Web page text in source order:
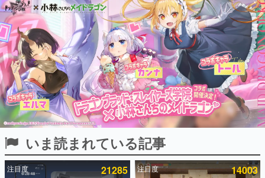
ピックアップ
電ファミのいま読まれている記事ランキング
アプリセール情報
インタビュー
連載・特集一覧
殿堂入り記事
SNS拡散数が数千以上！ ページビュー数万以上！ などな
ど。多くの人々に読まれた、電ファミ渾身の“殿堂入り”記
事をまとめました。
いま読まれている記事
注目度 21285 注目度 14003